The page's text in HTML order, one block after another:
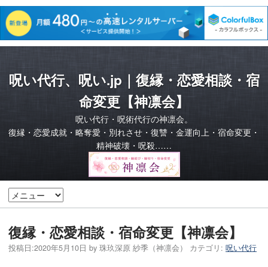
呪い代行、呪い.jp｜復縁・恋愛相談・宿
命変更【神凛会】
呪い代行・呪術代行の神凛会。
復縁・恋愛成就・略奪愛・別れさせ・復讐・金運向上・宿命変更・
精神破壊・呪殺……
復縁・恋愛相談・宿命変更【神凛会】
投稿日:2020年5月10日 by 珠玖深原 紗季（神凛会） カテゴリ: 呪い代行